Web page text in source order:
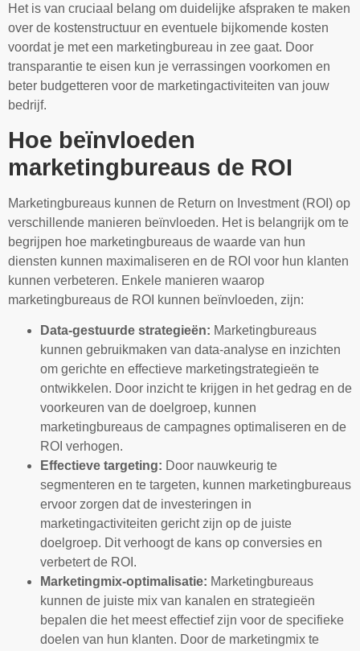
Het is van cruciaal belang om duidelijke afspraken te maken
over de kostenstructuur en eventuele bijkomende kosten
voordat je met een marketingbureau in zee gaat. Door
transparantie te eisen kun je verrassingen voorkomen en
beter budgetteren voor de marketingactiviteiten van jouw
bedrijf.
Hoe beïnvloeden
marketingbureaus de ROI
Marketingbureaus kunnen de Return on Investment (ROI) op
verschillende manieren beïnvloeden. Het is belangrijk om te
begrijpen hoe marketingbureaus de waarde van hun
diensten kunnen maximaliseren en de ROI voor hun klanten
kunnen verbeteren. Enkele manieren waarop
marketingbureaus de ROI kunnen beïnvloeden, zijn:
Data-gestuurde strategieën: Marketingbureaus
kunnen gebruikmaken van data-analyse en inzichten
om gerichte en effectieve marketingstrategieën te
ontwikkelen. Door inzicht te krijgen in het gedrag en de
voorkeuren van de doelgroep, kunnen
marketingbureaus de campagnes optimaliseren en de
ROI verhogen.
Effectieve targeting: Door nauwkeurig te
segmenteren en te targeten, kunnen marketingbureaus
ervoor zorgen dat de investeringen in
marketingactiviteiten gericht zijn op de juiste
doelgroep. Dit verhoogt de kans op conversies en
verbetert de ROI.
Marketingmix-optimalisatie: Marketingbureaus
kunnen de juiste mix van kanalen en strategieën
bepalen die het meest effectief zijn voor de specifieke
doelen van hun klanten. Door de marketingmix te